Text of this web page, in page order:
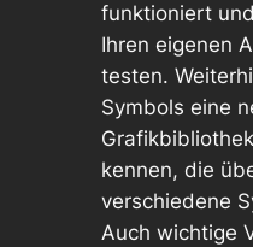
funktioniert
Ihren eigenen
testen.
Symbols eine
kennen, die
verschiedene
Auch wichtige